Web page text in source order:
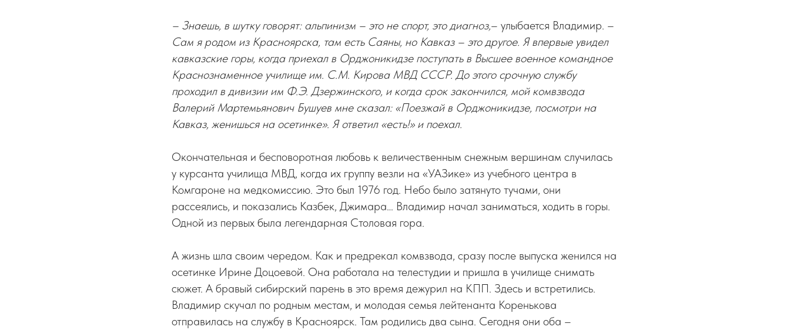
– Знаешь, в шутку говорят: альпинизм – это не спорт, это диагноз,– улыбается Владимир. –
Сам я родом из Красноярска, там есть Саяны, но Кавказ – это другое. Я впервые увидел
кавказские горы, когда приехал в Орджоникидзе поступать в Высшее военное командное
Краснознаменное училище им. С.М. Кирова МВД СССР. До этого срочную службу
проходил в дивизии им Ф.Э. Дзержинского, и когда срок закончился, мой комвзвода
Валерий Мартемьянович Бушуев мне сказал: «Поезжай в Орджоникидзе, посмотри на
Кавказ, женишься на осетинке». Я ответил «есть!» и поехал.
Окончательная и бесповоротная любовь к величественным снежным вершинам случилась
у курсанта училища МВД, когда их группу везли на «УАЗике» из учебного центра в
Комгароне на медкомиссию. Это был 1976 год. Небо было затянуто тучами, они
рассеялись, и показались Казбек, Джимара… Владимир начал заниматься, ходить в горы.
Одной из первых была легендарная Столовая гора.
А жизнь шла своим чередом. Как и предрекал комвзвода, сразу после выпуска женился на
осетинке Ирине Доцоевой. Она работала на телестудии и пришла в училище снимать
сюжет. А бравый сибирский парень в это время дежурил на КПП. Здесь и встретились.
Владимир скучал по родным местам, и молодая семья лейтенанта Коренькова
отправилась на службу в Красноярск. Там родились два сына. Сегодня они оба –